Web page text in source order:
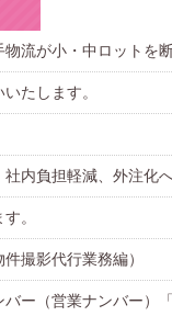
流が小・中ロットを断
たします。
内負担軽減、外注化
。
撮影代行業務編）
ー（営業ナンバー）